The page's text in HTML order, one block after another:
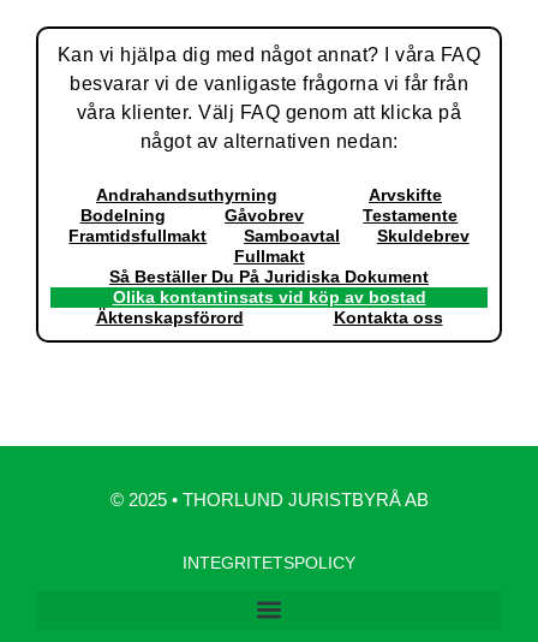
Kan vi hjälpa dig med något annat? I våra FAQ
besvarar vi de vanligaste frågorna vi får från
våra klienter. Välj FAQ genom att klicka på
något av alternativen nedan:
Andrahandsuthyrning
Arvskifte
Bodelning
Gåvobrev
Testamente
Framtidsfullmakt
Samboavtal
Skuldebrev
Fullmakt
Så Beställer Du På Juridiska Dokument
Olika kontantinsats vid köp av bostad
Äktenskapsförord
Kontakta oss
© 2025 • THORLUND JURISTBYRÅ AB
INTEGRITETSPOLICY